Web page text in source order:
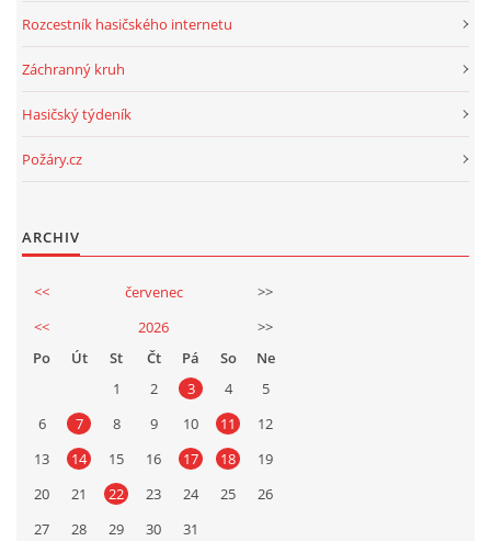
Rozcestník hasičského internetu
Záchranný kruh
Hasičský týdeník
Požáry.cz
ARCHIV
<< červenec
>>
<<
2026
>>
Po
Út St Čt Pá So
Ne
1
2 3 4
5
6
7 8 9 10 11
12
13
14 15 16 17 18
19
20
21 22 23 24 25
26
27
28 29 30 31